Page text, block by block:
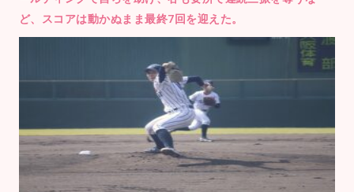
ど、スコアは動かぬまま最終7回を迎えた。